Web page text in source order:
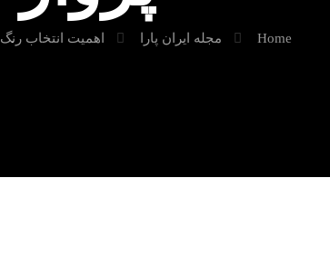
Home مجله ایران پارا اهمیت انتخاب رنگ